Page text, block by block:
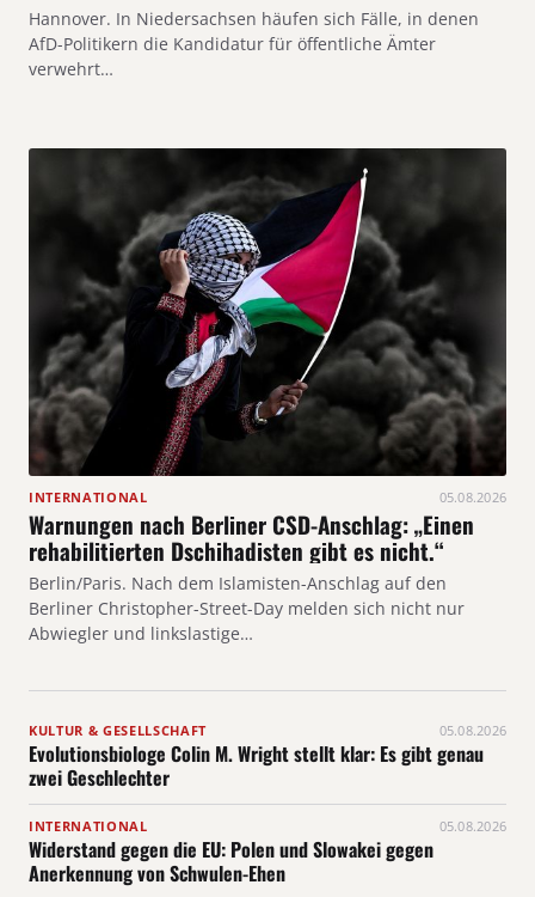
Hannover. In Niedersachsen häufen sich Fälle, in denen
AfD-Politikern die Kandidatur für öffentliche Ämter
verwehrt…
INTERNATIONAL 05.08.2026
Warnungen nach Berliner CSD-Anschlag: „Einen
rehabilitierten Dschihadisten gibt es nicht.“
Berlin/Paris. Nach dem Islamisten-Anschlag auf den
Berliner Christopher-Street-Day melden sich nicht nur
Abwiegler und linkslastige…
KULTUR & GESELLSCHAFT 05.08.2026
Evolutionsbiologe Colin M. Wright stellt klar: Es gibt genau
zwei Geschlechter
INTERNATIONAL 05.08.2026
Widerstand gegen die EU: Polen und Slowakei gegen
Anerkennung von Schwulen-Ehen